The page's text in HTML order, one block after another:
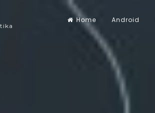
Home Android